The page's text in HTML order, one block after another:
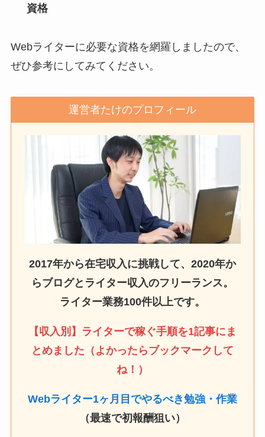
資格
Webライターに必要な資格を網羅しましたので、
ぜひ参考にしてみてください。
運営者たけのプロフィール
2017年から在宅収入に挑戦して、2020年か
らブログとライター収入のフリーランス。
ライター業務100件以上です。
【収入別】ライターで稼ぐ手順を1記事にま
とめました（よかったらブックマークして
ね！）
Webライター1ヶ月目でやるべき勉強・作業
（最速で初報酬狙い）